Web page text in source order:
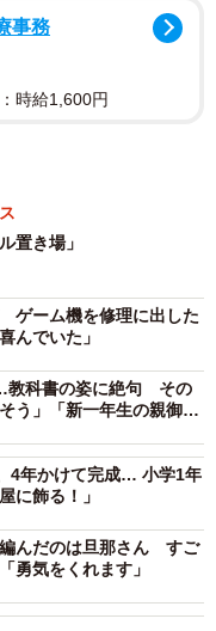
お聞きすると「そう
アに驚きました」と
事務
時給1,600円
置き場」
ゲーム機を修理に出した
んでいた」
教科書の姿に絶句 その
う」「新一年生の親御さ
4年かけて完成… 小学1年
に飾る！」
んだのは旦那さん すご
勇気をくれます」